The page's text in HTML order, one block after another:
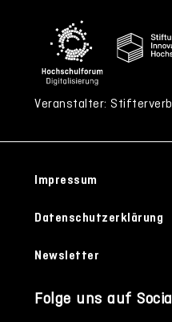
Veranstalter:
Impressum
Datenschutzerklärung
Newsletter
Folge uns auf